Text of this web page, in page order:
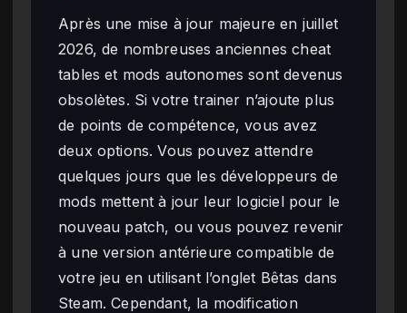
Après une mise à jour majeure en juillet
2026, de nombreuses anciennes cheat
tables et mods autonomes sont devenus
obsolètes. Si votre trainer n’ajoute plus
de points de compétence, vous avez
deux options. Vous pouvez attendre
quelques jours que les développeurs de
mods mettent à jour leur logiciel pour le
nouveau patch, ou vous pouvez revenir
à une version antérieure compatible de
votre jeu en utilisant l’onglet Bêtas dans
Steam. Cependant, la modification